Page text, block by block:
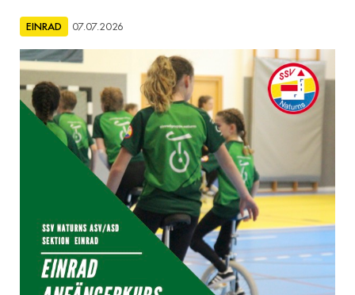
EINRAD 07.07.2026